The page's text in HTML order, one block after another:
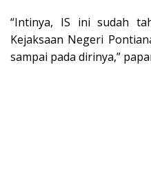
“Intinya, IS ini sudah
Kejaksaan Negeri
sampai pada dirinya,”